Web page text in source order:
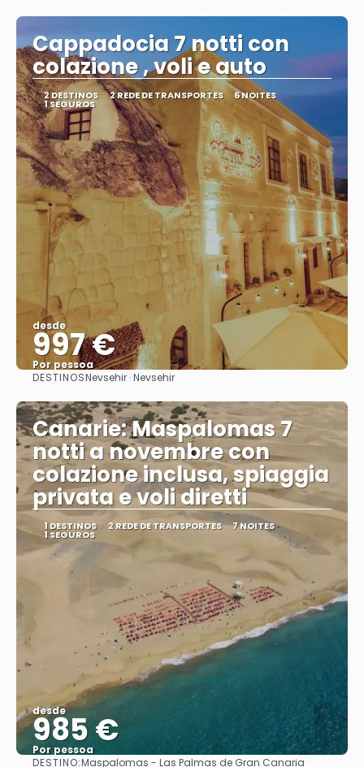
Cappadocia 7 notti con
colazione , voli e auto
2 DESTINOS 2 REDE DE TRANSPORTES 6 NOITES
1 SEGUROS
desde
997 €
Por pessoa
Vejo
DESTINOSNevsehir · Nevsehir
Canarie: Maspalomas 7
notti a novembre con
colazione inclusa, spiaggia
privata e voli diretti
1 DESTINOS 2 REDE DE TRANSPORTES 7 NOITES
1 SEGUROS
desde
985 €
Por pessoa
DESTINO:Maspalomas - Las Palmas de Gran Canaria